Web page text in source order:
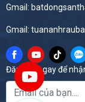
Gmail:
Gmail:
Đăng ký ngay để